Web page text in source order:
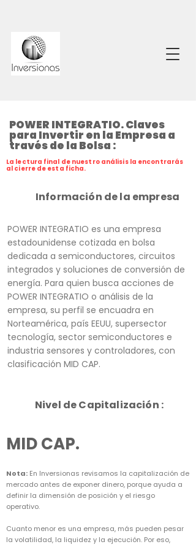
POWER INTEGRATIO. Claves
para Invertir en la Empresa a
través de la Bolsa :
La lectura final de nuestro análisis la encontrarás
al cierre de esta ficha.
Información de la empresa
POWER INTEGRATIO es una empresa
estadounidense cotizada en bolsa
dedicada a semiconductores, circuitos
integrados y soluciones de conversión de
energía. Para quien busca acciones de
POWER INTEGRATIO o análisis de la
empresa, su perfil se encuadra en
Norteamérica, país EEUU, supersector
tecnología, sector semiconductores e
industria sensores y controladores, con
clasificación MID CAP.
Nivel de Capitalización :
MID CAP.
Nota: En Inversionas revisamos la capitalización de
mercado antes de exponer dinero, porque ayuda a
definir la dimensión de posición y el riesgo
operativo.
Cuanto menor es una empresa, más pueden pesar
la volatilidad, la liquidez y la ejecución. Por eso,